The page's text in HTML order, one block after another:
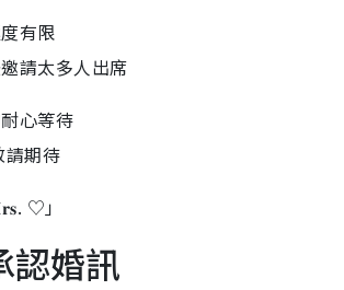
有限
請太多人出席
心等待
請期待
♡︎」
認婚訊